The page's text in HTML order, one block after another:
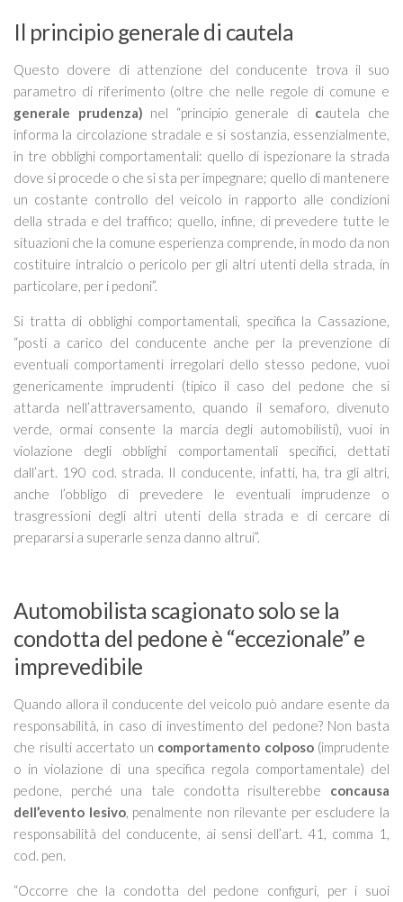
Il principio generale di cautela
Questo dovere di attenzione del conducente trova il suo
parametro di riferimento (oltre che nelle regole di comune e
generale prudenza) nel “principio generale di cautela che
informa la circolazione stradale e si sostanzia, essenzialmente,
in tre obblighi comportamentali: quello di ispezionare la strada
dove si procede o che si sta per impegnare; quello di mantenere
un costante controllo del veicolo in rapporto alle condizioni
della strada e del traffico; quello, infine, di prevedere tutte le
situazioni che la comune esperienza comprende, in modo da non
costituire intralcio o pericolo per gli altri utenti della strada, in
particolare, per i pedoni”.
Si tratta di obblighi comportamentali, specifica la Cassazione,
“posti a carico del conducente anche per la prevenzione di
eventuali comportamenti irregolari dello stesso pedone, vuoi
genericamente imprudenti (tipico il caso del pedone che si
attarda nell’attraversamento, quando il semaforo, divenuto
verde, ormai consente la marcia degli automobilisti), vuoi in
violazione degli obblighi comportamentali specifici, dettati
dall’art. 190 cod. strada. Il conducente, infatti, ha, tra gli altri,
anche l’obbligo di prevedere le eventuali imprudenze o
trasgressioni degli altri utenti della strada e di cercare di
prepararsi a superarle senza danno altrui”.
Automobilista scagionato solo se la
condotta del pedone è “eccezionale” e
imprevedibile
Quando allora il conducente del veicolo può andare esente da
responsabilità, in caso di investimento del pedone? Non basta
che risulti accertato un comportamento colposo (imprudente
o in violazione di una specifica regola comportamentale) del
pedone, perché una tale condotta risulterebbe concausa
dell’evento lesivo, penalmente non rilevante per escludere la
responsabilità del conducente, ai sensi dell’art. 41, comma 1,
cod. pen.
“Occorre che la condotta del pedone configuri, per i suoi